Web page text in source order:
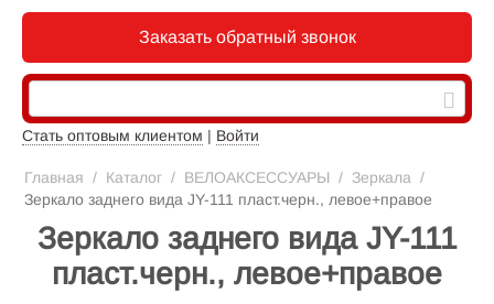
Заказать обратный звонок
Стать оптовым клиентом | Войти
Главная / Каталог / ВЕЛОАКСЕССУАРЫ / Зеркала /
Зеркало заднего вида JY-111 пласт.черн., левое+правое
Зеркало заднего вида JY-111
пласт.черн., левое+правое